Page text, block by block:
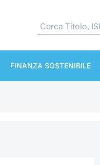
FINANZA SOSTENIBILE